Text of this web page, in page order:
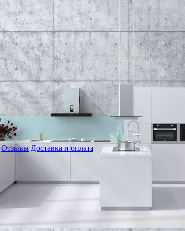
Отзывы Доставка и оплата